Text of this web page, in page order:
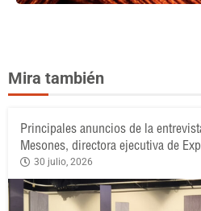
Mira también
Principales anuncios de la
Mesones, directora ejecutiva de
30 julio, 2026